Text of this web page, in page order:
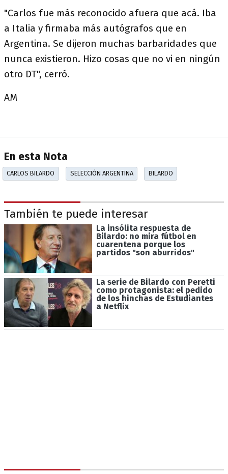
"Carlos fue más reconocido afuera que acá. Iba
a Italia y firmaba más autógrafos que en
Argentina. Se dijeron muchas barbaridades que
nunca existieron. Hizo cosas que no vi en ningún
otro DT", cerró.
AM
En esta Nota
CARLOS BILARDO SELECCIÓN ARGENTINA BILARDO
También te puede interesar
La insólita respuesta de
Bilardo: no mira fútbol en
cuarentena porque los
partidos "son aburridos"
La serie de Bilardo con Peretti
como protagonista: el pedido
de los hinchas de Estudiantes
a Netflix